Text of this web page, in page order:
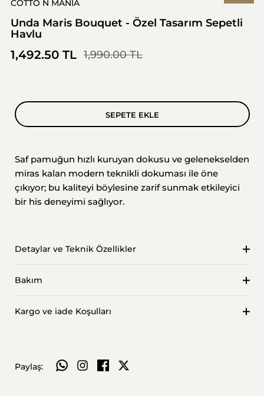
COTTO N MANIA
Unda Maris Bouquet - Özel Tasarım Sepetli
Havlu
1,492.50 TL 1,990.00 TL
SEPETE EKLE
Saf pamuğun hızlı kuruyan dokusu ve gelenekselden
miras kalan modern teknikli dokuması ile öne
çıkıyor; bu kaliteyi böylesine zarif sunmak etkileyici
bir his deneyimi sağlıyor.
Detaylar ve Teknik Özellikler
Bakım
Kargo ve iade Koşulları
Paylaş: WhatsApp ile paylaş